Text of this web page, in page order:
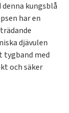
kungsblå
har en
djävulen
tygband med
och säker